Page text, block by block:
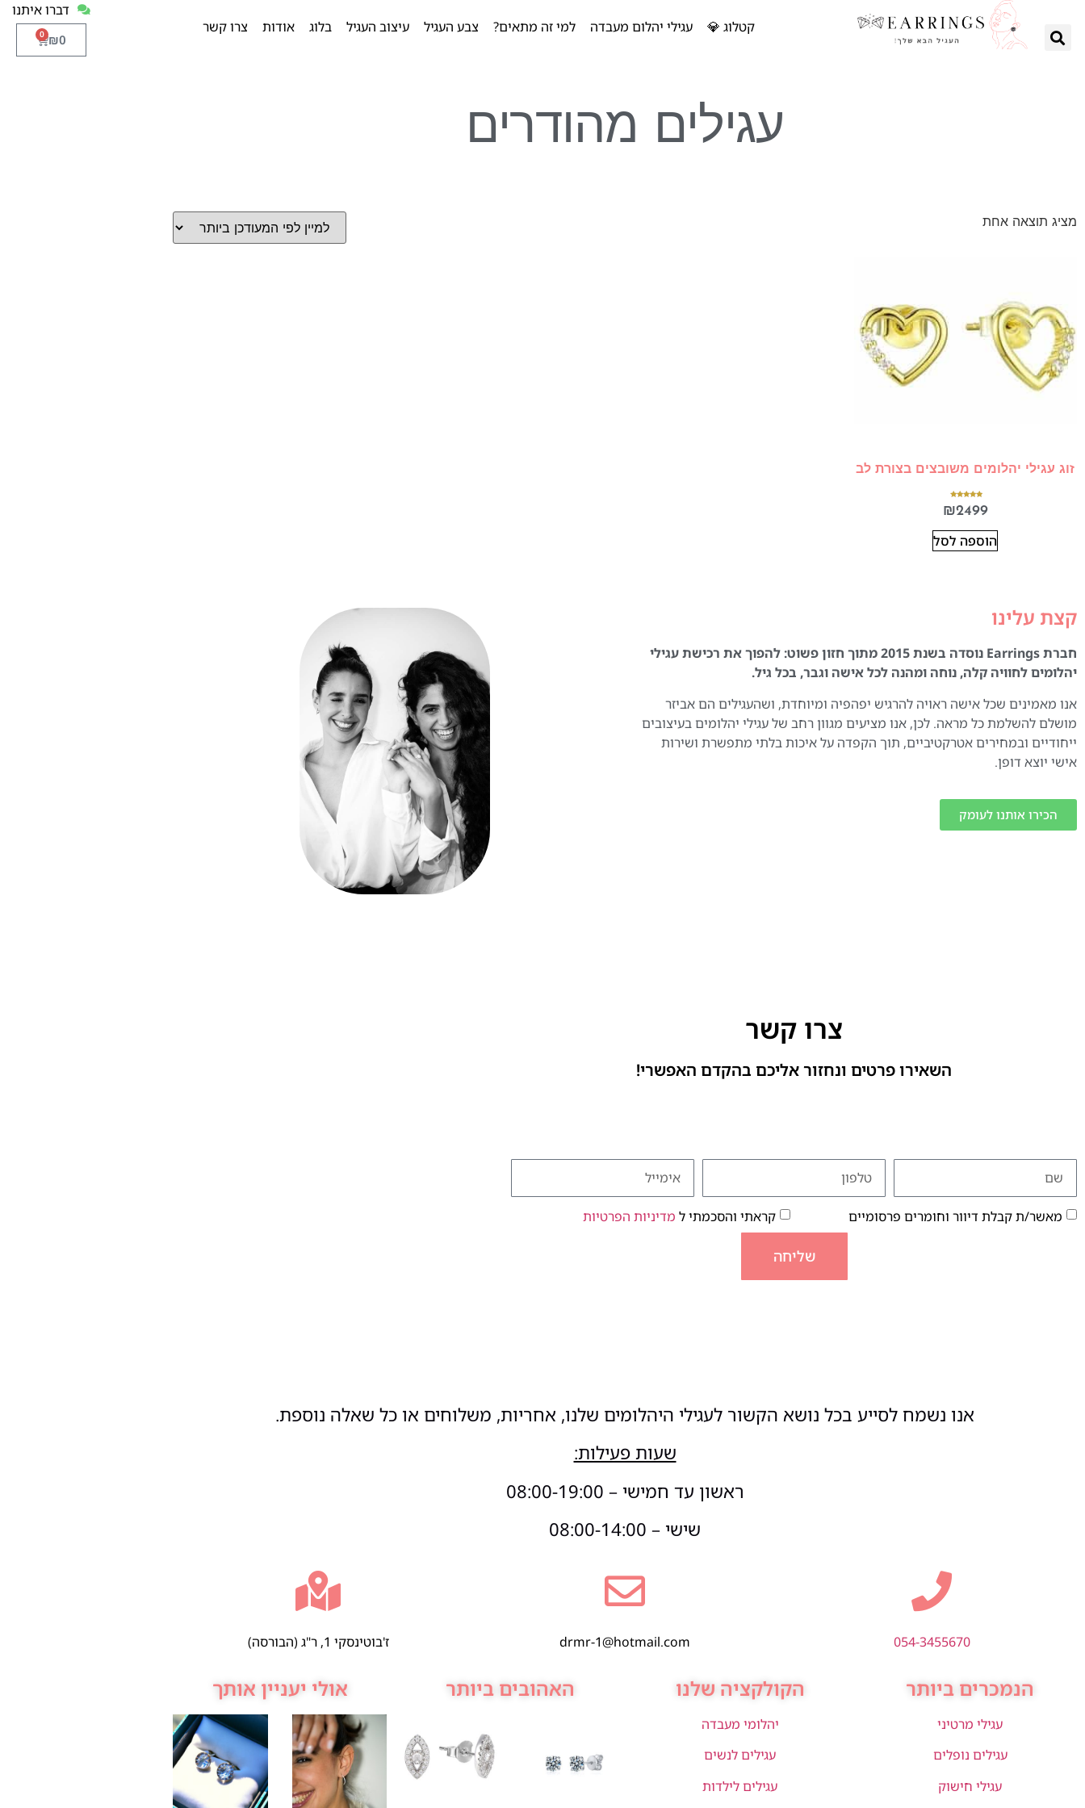
קטלוג 💎 עגילי יהלום מעבדה למי זה מתאים? צבע העגיל עיצוב העגיל בלוג אודות צרו קשר
דברו איתנו
₪0
0
עגילים מהודרים
מציג תוצאה אחת
זוג עגילי יהלומים משובצים בצורת לב
5.00
מתוך 5 ₪2499
הוספה לסל
קצת עלינו
חברת Earrings נוסדה בשנת 2015 מתוך חזון פשוט: להפוך את רכישת עגילי
יהלומים לחוויה קלה, נוחה ומהנה לכל אישה וגבר, בכל גיל.
אנו מאמינים שכל אישה ראויה להרגיש יפהפיה ומיוחדת, ושהעגילים הם אביזר
מושלם להשלמת כל מראה. לכן, אנו מציעים מגוון רחב של עגילי יהלומים בעיצובים
ייחודיים ובמחירים אטרקטיביים, תוך הקפדה על איכות בלתי מתפשרת ושירות
אישי יוצא דופן.
הכירו אותנו לעומק
צרו קשר
השאירו פרטים ונחזור אליכם בהקדם האפשרי!
מאשר/ת קבלת דיוור וחומרים פרסומיים קראתי והסכמתי ל מדיניות הפרטיות
שליחה
אנו נשמח לסייע בכל נושא הקשור לעגילי היהלומים שלנו, אחריות, משלוחים או כל שאלה נוספת.
שעות פעילות:
ראשון עד חמישי – 08:00-19:00
שישי – 08:00-14:00
054-3455670
drmr-1@hotmail.com ז'בוטינסקי 1, ר"ג (הבורסה)
הנמכרים ביותר
עגילי מרטיני
עגילים נופלים
עגילי חישוק
הקולקציה שלנו
יהלומי מעבדה
עגילים לנשים
עגילים לילדות
האהובים ביותר אולי יעניין אותך